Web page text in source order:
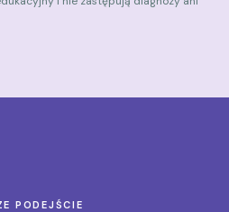
PODEJŚCIE